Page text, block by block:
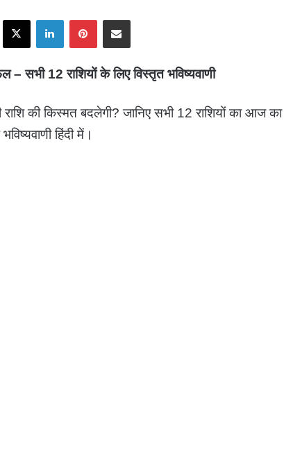
X LinkedIn Pinterest Share via Email
12 राशियों के लिए विस्तृत भविष्यवाणी
की किस्मत बदलेगी? जानिए सभी 12 राशियों का आज का
हिंदी में।